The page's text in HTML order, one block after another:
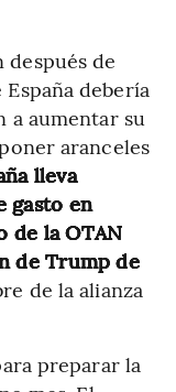
de
debería
a aumentar su
aranceles
lleva
gasto en
de la OTAN
de Trump de
de la alianza
preparar la